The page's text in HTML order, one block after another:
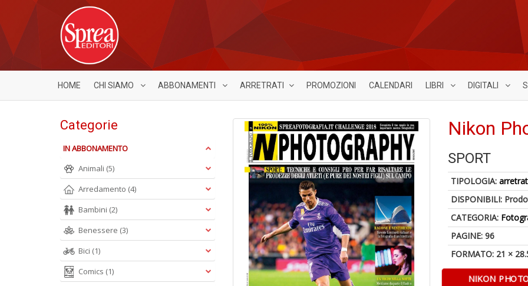
HOME CHI SIAMO ABBONAMENTI ARRETRATI PROMOZIONI CALENDARI LIBRI DIGITALI
Nikon
SPORT
TIPOLOGIA:
DISPONIBILI:
CATEGORIA:
PAGINE: 96
FORMATO: 21 ×
NIKON
Categorie
IN ABBONAMENTO
Animali (5)
Arredamento (4)
Bambini (2)
Benessere (3)
Bici (1)
Comics (1)